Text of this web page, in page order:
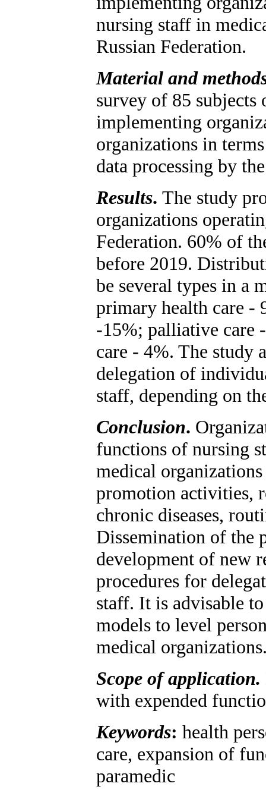
nursing staff in
Russian Federation.
Material and
survey of 85 subjects
implementing
organizations in
data processing by
Results. The study
organizations
Federation. 60% of
before 2019.
be several types in a
primary health care -
-15%; palliative care
care - 4%. The study
delegation of
staff, depending on
Conclusion.
functions of nursing
medical
promotion activities,
chronic diseases,
Dissemination of the
development of new
procedures for
staff. It is advisable
models to level
medical
Scope of application.
with expended
Keywords: health
care, expansion of
paramedic